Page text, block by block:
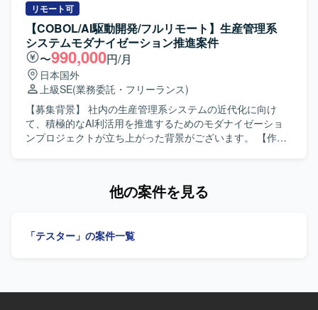
も成長の機会がある案件です。 【開発環境】 詳細な開発環
境は別途お打ち合わせ時に共有させていただきます。
総合テストまで一連の工程を実施していただきます。ま
た、Javaの既存コードのロジックを読み解き、仕様理解や
調査を行っていただきます。 【求める人物像】 既存システ
ムの仕様をキャッチアップしながら、粘り強くロジックを
読み解き、着実に改修を進めていただける方を求めていま
す。周囲とコミュニケーションを取りながら、設計からテ
ストまで責任感を持って対応いただける方が望ましいで
す。 【ポジションの魅力】 COBOLを中心としたレガシー
システムの改修経験を積みつつ、Javaソースの読解やAWS
環境、RDBMSなど周辺技術にも触れられる案件です。上流
使用し、Javaソース確認用にEclipseを利用します。インフ
リモート可
【COBOL/AI駆動開発/フルリモート】生産管理系
システムモダナイゼーション推進案件
〜990,000円/月
日本国外
上級SE(業務委託・フリーランス)
【募集背景】 社内の生産管理系システムの近代化に向け
て、積極的なAI利活用を推進するためのモダナイゼーショ
ンプロジェクトが立ち上がった背景がございます。 【作業
要件定義を実施していただきます。 【求める人物像】 PLや
【ポジションの魅力】 AI駆動開発を前提としたモダナイゼ
COBOLシステムから最新言語への移行を前提とした環境
他の案件を見る
「テスター」の案件一覧